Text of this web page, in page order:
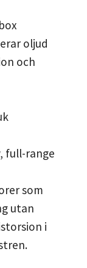
oljud
och
full-range
som
utan
i